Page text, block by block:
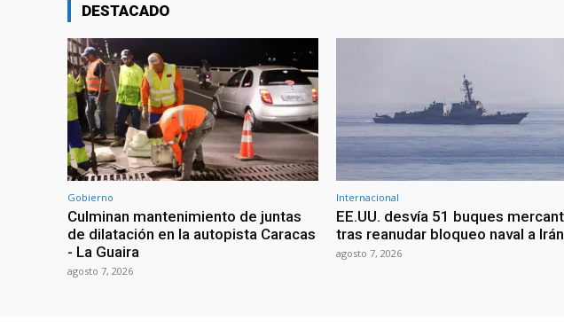
DESTACADO
Gobierno
Culminan mantenimiento de juntas
de dilatación en la autopista Caracas
- La Guaira
agosto 7, 2026
Internacional
EE.UU. desvía 51 buques
tras reanudar bloqueo naval a Irán
agosto 7, 2026